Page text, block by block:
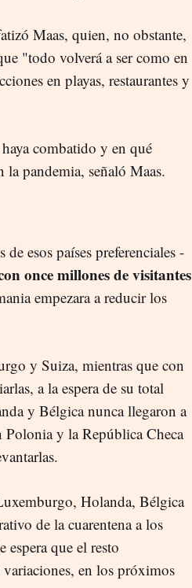
Maas, quien, no obstante,
"todo volverá a ser como en
en playas, restaurantes y
combatido y en qué
pandemia, señaló Maas.
esos países preferenciales -
once millones de visitantes
empezara a reducir los
y Suiza, mientras que con
a la espera de su total
y Bélgica nunca llegaron a
Polonia y la República Checa
Holanda, Bélgica
de la cuarentena a los
que el resto
en los próximos